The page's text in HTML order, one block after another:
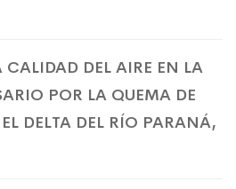
CALIDAD DEL AIRE EN LA
POR LA QUEMA DE
DELTA DEL RÍO PARANÁ,